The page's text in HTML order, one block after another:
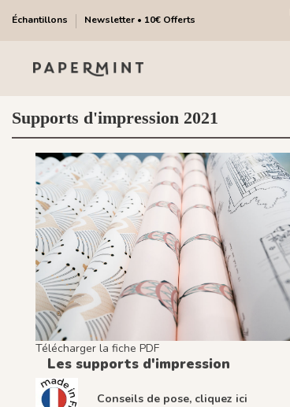
Échantillons Newsletter • 10€ Offerts
Supports d'impression 2021
Télécharger la fiche PDF
Les supports d'impression
Conseils de pose, cliquez ici